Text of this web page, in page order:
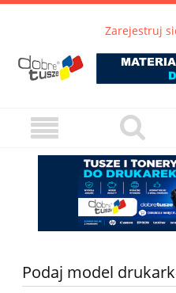
Zarejestruj
Podaj model